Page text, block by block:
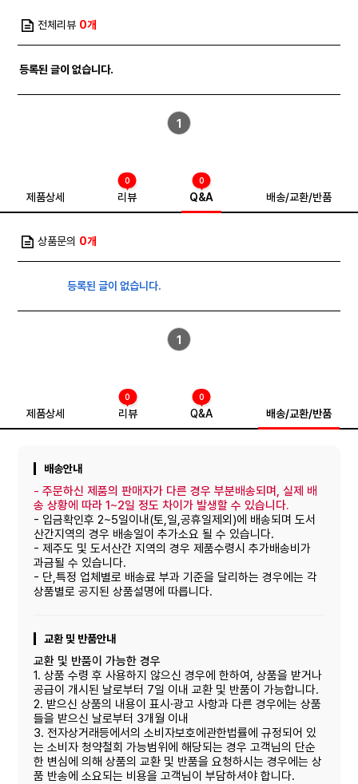
전체리뷰 0개
등록된 글이 없습니다.
1
제품상세 리뷰
0
Q&A
0
배송/교환/반품
상품문의 0개
등록된 글이 없습니다.
1
제품상세 리뷰
0
Q&A
0
배송/교환/반품
배송안내
-주문하신 제품의 판매자가 다른 경우 부분배송되며, 실제 배
송 상황에 따라 1~2일 정도 차이가 발생할 수 있습니다.
- 입금확인후 2~5일이내(토,일,공휴일제외)에 배송되며 도서
산간지역의 경우 배송일이 추가소요 될 수 있습니다.
- 제주도 및 도서산간 지역의 경우 제품수령시 추가배송비가
과금될 수 있습니다.
- 단,특정 업체별로 배송료 부과 기준을 달리하는 경우에는 각
상품별로 공지된 상품설명에 따릅니다.
교환 및 반품안내
교환 및 반품이 가능한 경우
1. 상품 수령 후 사용하지 않으신 경우에 한하여, 상품을 받거나
공급이 개시된 날로부터 7일 이내 교환 및 반품이 가능합니다.
2. 받으신 상품의 내용이 표시·광고 사항과 다른 경우에는 상품
들을 받으신 날로부터 3개월 이내
3. 전자상거래등에서의 소비자보호에관한법률에 규정되어 있
는 소비자 청약철회 가능범위에 해당되는 경우 고객님의 단순
한 변심에 의해 상품의 교환 및 반품을 요청하시는 경우에는 상
품 반송에 소요되는 비용을 고객님이 부담하셔야 합니다.